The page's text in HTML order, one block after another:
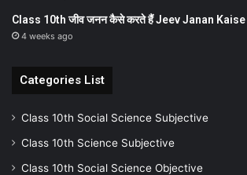
Class 10th जीव जनन कैसे करते हैं Jeev Janan
4 weeks ago
Categories List
Class 10th Social Science Subjective
Class 10th Science Subjective
Class 10th Social Science Objective